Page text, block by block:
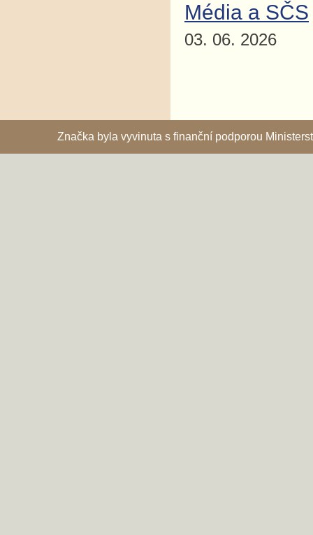
Média a SČS
03. 06. 2026
Značka byla vyvinuta s finanční podporou